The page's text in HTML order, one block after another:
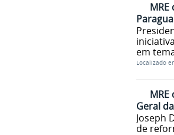
em
Localizado
Geral
Joseph
de